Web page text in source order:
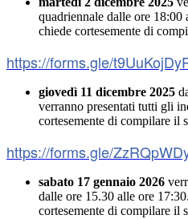
quadriennale dalle ore 18:00
chiede cortesemente di
https://forms.gle/
giovedì 11 dicembre 2025
verranno presentati tutti gli
cortesemente di compilare il
https://forms.gle/
sabato 17 gennaio 2026
dalle ore 15.30 alle ore
cortesemente di compilare il